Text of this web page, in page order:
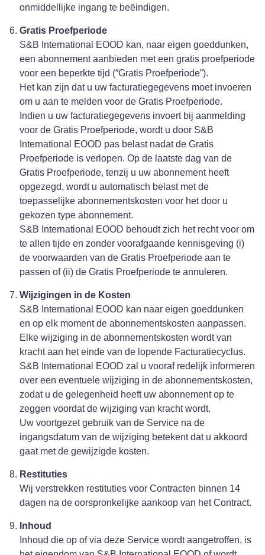
onmiddellijke ingang te beëindigen.
Gratis Proefperiode
S&B International EOOD kan, naar eigen goeddunken,
een abonnement aanbieden met een gratis proefperiode
voor een beperkte tijd (“Gratis Proefperiode”).
Het kan zijn dat u uw facturatiegegevens moet invoeren
om u aan te melden voor de Gratis Proefperiode.
Indien u uw facturatiegegevens invoert bij aanmelding
voor de Gratis Proefperiode, wordt u door S&B
International EOOD pas belast nadat de Gratis
Proefperiode is verlopen. Op de laatste dag van de
Gratis Proefperiode, tenzij u uw abonnement heeft
opgezegd, wordt u automatisch belast met de
toepasselijke abonnementskosten voor het door u
gekozen type abonnement.
S&B International EOOD behoudt zich het recht voor om
te allen tijde en zonder voorafgaande kennisgeving (i)
de voorwaarden van de Gratis Proefperiode aan te
passen of (ii) de Gratis Proefperiode te annuleren.
Wijzigingen in de Kosten
S&B International EOOD kan naar eigen goeddunken
en op elk moment de abonnementskosten aanpassen.
Elke wijziging in de abonnementskosten wordt van
kracht aan het einde van de lopende Facturatiecyclus.
S&B International EOOD zal u vooraf redelijk informeren
over een eventuele wijziging in de abonnementskosten,
zodat u de gelegenheid heeft uw abonnement op te
zeggen voordat de wijziging van kracht wordt.
Uw voortgezet gebruik van de Service na de
ingangsdatum van de wijziging betekent dat u akkoord
gaat met de gewijzigde kosten.
Restituties
Wij verstrekken restituties voor Contracten binnen 14
dagen na de oorspronkelijke aankoop van het Contract.
Inhoud
Inhoud die op of via deze Service wordt aangetroffen, is